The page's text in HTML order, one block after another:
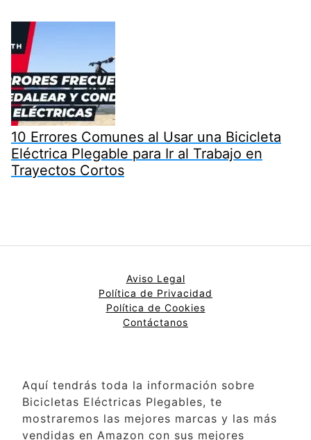
10 Errores Comunes al Usar una Bicicleta
Eléctrica Plegable para Ir al Trabajo en
Trayectos Cortos
Aviso Legal
Política de Privacidad
Política de Cookies
Contáctanos
Aquí tendrás toda la información sobre
Bicicletas Eléctricas Plegables, te
mostraremos las mejores marcas y las más
vendidas en Amazon con sus mejores